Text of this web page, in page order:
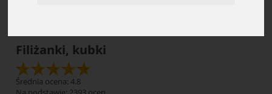
Filiżanki, kubki
Średnia ocena: 4.8